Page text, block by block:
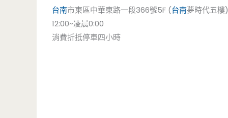
台南市東區中華東路一段366號5F (台南夢時代五樓)
12:00~凌晨0:00
消費折扺停車四小時